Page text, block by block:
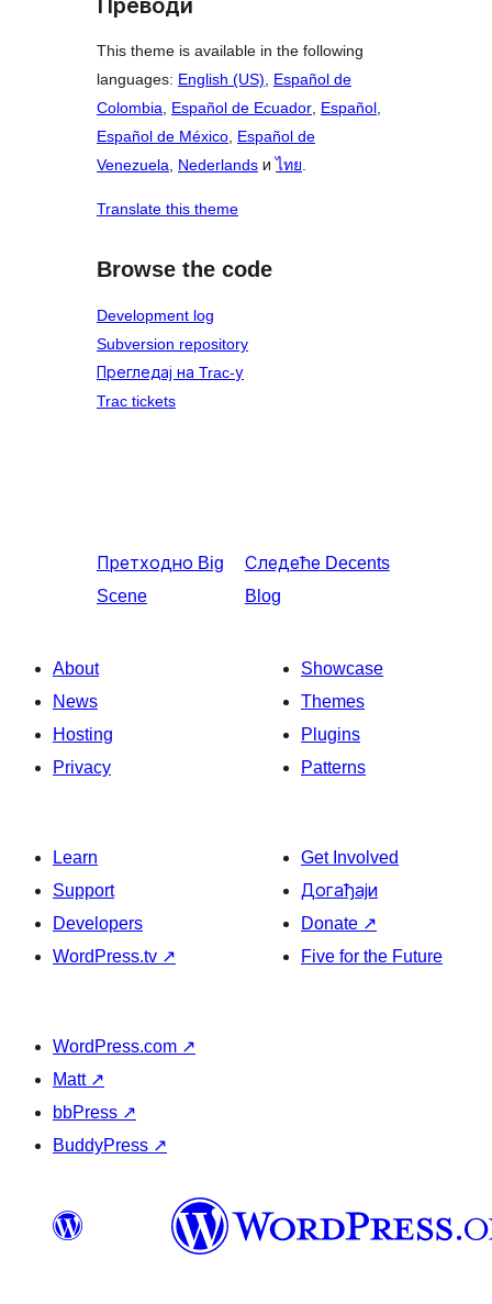
Преводи
This theme is available in the following
languages: English (US), Español de
Colombia, Español de Ecuador, Español,
Español de México, Español de
Venezuela, Nederlands иไทย.
Translate this theme
Browse the code
Development log
Subversion repository
Прегледај на Trac-у
Trac tickets
Претходно Big
Scene
Следеће Decents
Blog
About
News
Hosting
Privacy
Showcase
Themes
Plugins
Patterns
Learn
Support
Developers
WordPress.tv ↗
Get Involved
Догађаји
Donate ↗
Five for the Future
WordPress.com ↗
Matt ↗
bbPress ↗
BuddyPress ↗